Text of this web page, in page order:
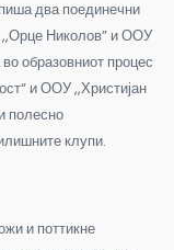
два поединечни
,,Орце Николов” и ООУ
образовниот процес
и ООУ ,,Христијан
полесно
клупи.
и поттикне